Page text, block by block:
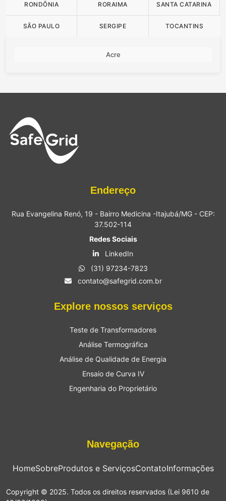
RONDÔNIA RORAIMA SANTA CATARINA
SÃO PAULO SERGIPE TOCANTINS
Acre
Endereço
Rua Evangelina Renó, 19 - Bairro Medicina -Itajubá/MG - CEP:
37.502-114
Redes Sociais
LinkedIn
(31) 97234-7823
contato@safegrid.com.br
Explore nossos serviços
Teste de Transformadores
Análise Termográfica
Análise de Qualidade de Energia
Ensaio de Curva IV
Engenharia do Proprietário
Navegação
HomeSobreProdutos e ServiçosContatoInformações
Copyright © 2025. Todos os direitos reservados (Lei 9610 de